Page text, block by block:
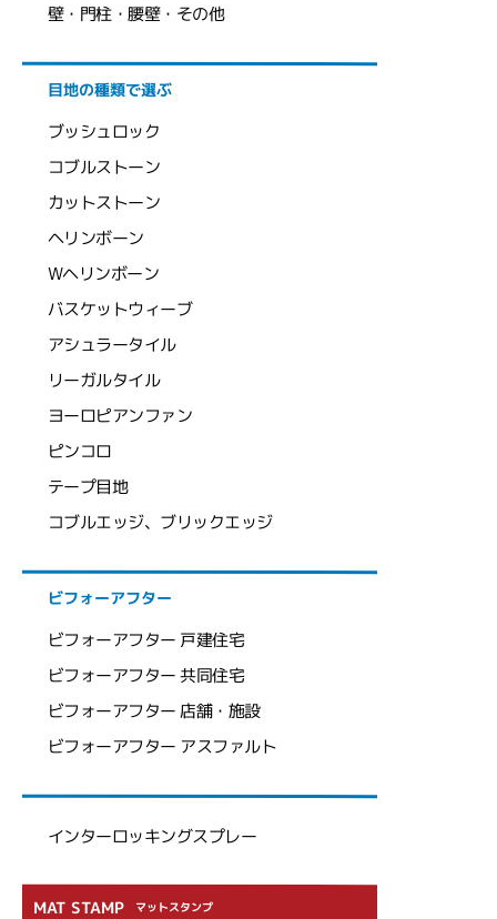
壁・門柱・腰壁・その他
目地の種類で選ぶ
ブッシュロック
コブルストーン
カットストーン
ヘリンボーン
Wヘリンボーン
バスケットウィーブ
アシュラータイル
リーガルタイル
ヨーロピアンファン
ピンコロ
テープ目地
コブルエッジ、ブリックエッジ
ビフォーアフター
ビフォーアフター 戸建住宅
ビフォーアフター 共同住宅
ビフォーアフター 店舗・施設
ビフォーアフター アスファルト
インターロッキングスプレー
MAT STAMP マットスタンプ